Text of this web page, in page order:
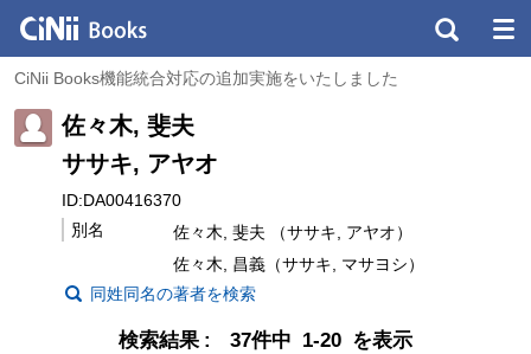
CiNii Books機能統合対応の追加実施をいたしました
佐々木, 斐夫
ササキ, アヤオ
ID:DA00416370
別名
佐々木, 斐夫 （ササキ, アヤオ）
佐々木, 昌義（ササキ, マサヨシ）
同姓同名の著者を検索
検索結果 37件中 1-20 を表示